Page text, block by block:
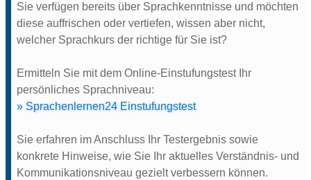
Sie verfügen bereits über Sprachkenntnisse und möchten
diese auffrischen oder vertiefen, wissen aber nicht,
welcher Sprachkurs der richtige für Sie ist?
Ermitteln Sie mit dem Online-Einstufungstest Ihr
persönliches Sprachniveau:
» Sprachenlernen24 Einstufungstest
Sie erfahren im Anschluss Ihr Testergebnis sowie
konkrete Hinweise, wie Sie Ihr aktuelles Verständnis- und
Kommunikationsniveau gezielt verbessern können.